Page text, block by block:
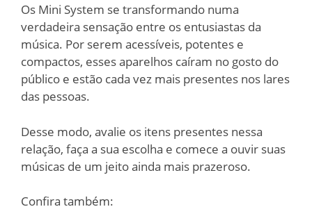
Os Mini System se transformando numa
verdadeira sensação entre os entusiastas da
música. Por serem acessíveis, potentes e
compactos, esses aparelhos caíram no gosto do
público e estão cada vez mais presentes nos lares
das pessoas.
Desse modo, avalie os itens presentes nessa
relação, faça a sua escolha e comece a ouvir suas
músicas de um jeito ainda mais prazeroso.
Confira também: